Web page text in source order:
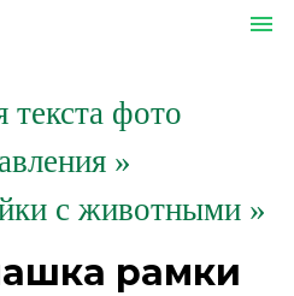
menu
текста фото
»
с животными »
рамки